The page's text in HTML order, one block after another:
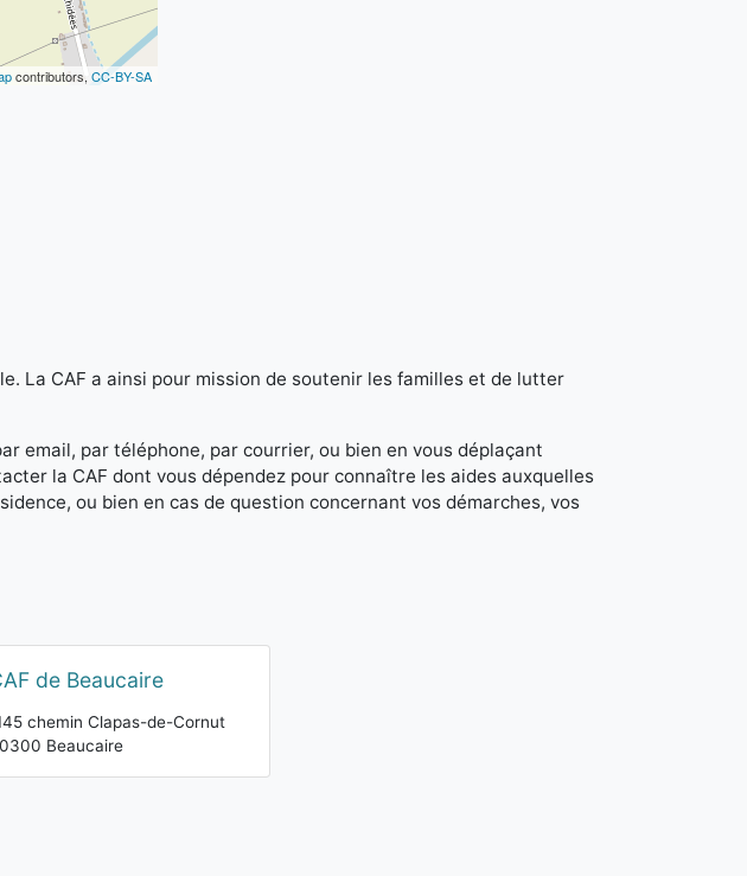
contributors, CC-BY-SA
La CAF a ainsi pour mission de soutenir les familles et de lutter
email, par téléphone, par courrier, ou bien en vous déplaçant
la CAF dont vous dépendez pour connaître les aides auxquelles
ou bien en cas de question concernant vos démarches, vos
de Beaucaire
chemin Clapas-de-Cornut
Beaucaire